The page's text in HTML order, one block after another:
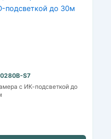
S7
с ИК-подсветкой до